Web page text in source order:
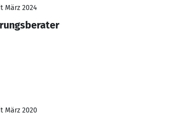
März 2024
März 2020